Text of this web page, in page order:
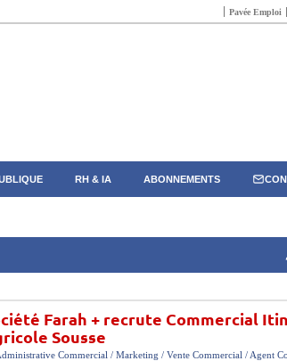
Pavée Emploi
RH & IA ABONNEMENTS
Farah + recrute Commercial
Sousse
Commercial / Marketing / Vente Commercial / Agent